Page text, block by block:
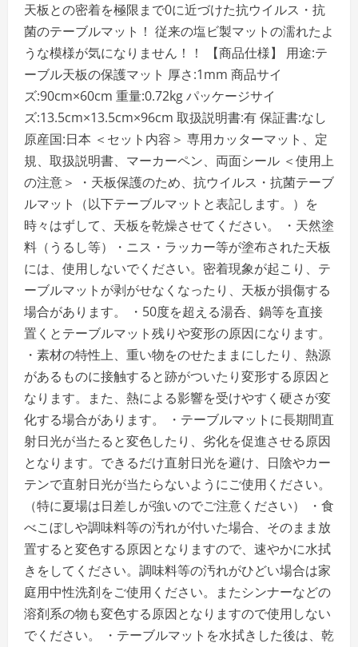
汚
れ
か
ら
保
護】
1mm
45cm×180cm
ACH63545
の
細
を
ご
覧
く
だ
さ
い
天板との密着を極限まで0に近づけた抗ウイルス・抗
菌のテーブルマット！ 従来の塩ビ製マットの濡れたよ
うな模様が気になりません！！ 【商品仕様】 用途:テ
ーブル天板の保護マット 厚さ:1mm 商品サイ
ズ:90cm×60cm 重量:0.72kg パッケージサイ
ズ:13.5cm×13.5cm×96cm 取扱説明書:有 保証書:なし
原産国:日本 ＜セット内容＞ 専用カッターマット、定
規、取扱説明書、マーカーペン、両面シール ＜使用上
の注意＞ ・天板保護のため、抗ウイルス・抗菌テーブ
ルマット（以下テーブルマットと表記します。）を
時々はずして、天板を乾燥させてください。 ・天然塗
料（うるし等）・ニス・ラッカー等が塗布された天板
には、使用しないでください。密着現象が起こり、テ
ーブルマットが剥がせなくなったり、天板が損傷する
場合があります。 ・50度を超える湯呑、鍋等を直接
置くとテーブルマット残りや変形の原因になります。
・素材の特性上、重い物をのせたままにしたり、熱源
があるものに接触すると跡がついたり変形する原因と
なります。また、熱による影響を受けやすく硬さが変
化する場合があります。 ・テーブルマットに長期間直
射日光が当たると変色したり、劣化を促進させる原因
となります。できるだけ直射日光を避け、日陰やカー
テンで直射日光が当たらないようにご使用ください。
（特に夏場は日差しが強いのでご注意ください） ・食
べこぼしや調味料等の汚れが付いた場合、そのまま放
置すると変色する原因となりますので、速やかに水拭
きをしてください。調味料等の汚れがひどい場合は家
庭用中性洗剤をご使用ください。またシンナーなどの
溶剤系の物も変色する原因となりますので使用しない
でください。 ・テーブルマットを水拭きした後は、乾